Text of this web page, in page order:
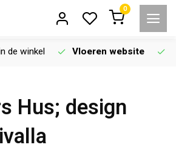
0
de winkel Vloeren website
Hus; design